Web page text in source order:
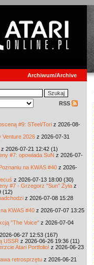
Archiwum/Archive
RSS
#9: STeel/Tori z 2026-08-
Venture 2026 z 2026-07-31
z 2026-07-21 12:42 (1)
#7: opowiada SuN z 2026-07-
na KWAS #40 z 2026-
z 2026-07-13 18:00 (30)
#7 - Grzegorz "Sun" Żyła z
(12)
z 2026-07-08 15:28
KWAS #40 z 2026-07-07 13:25
"The Voice" z 2026-07-04
06-27 12:53 (167)
USSR z 2026-06-26 19:36 (11)
Atari Portfolio! z 2026-06-23
retrosprzętu z 2026-06-21